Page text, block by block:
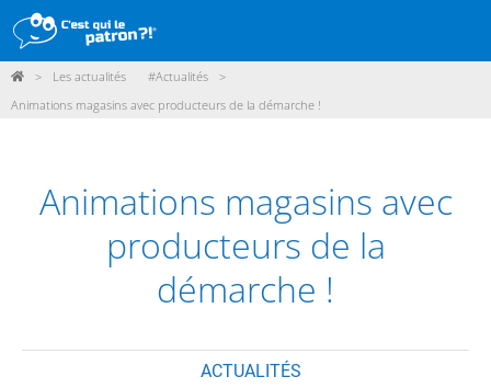
DÉMARCHE
POINTS DE VENTE
PARTICIPER
ACTUALITÉS
> Les actualités #Actualités
>
Animations magasins avec producteurs de la démarche !
Animations magasins avec
producteurs de la
démarche !
ACTUALITÉS